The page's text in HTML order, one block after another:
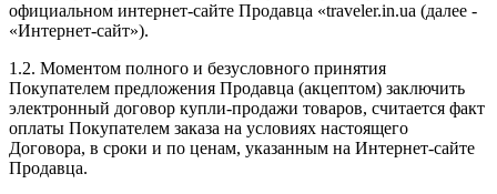
официальном интернет-сайте Продавца «traveler.in.ua (далее -
«Интернет-сайт»).
1.2. Моментом полного и безусловного принятия
Покупателем предложения Продавца (акцептом) заключить
электронный договор купли-продажи товаров, считается факт
оплаты Покупателем заказа на условиях настоящего
Договора, в сроки и по ценам, указанным на Интернет-сайте
Продавца.